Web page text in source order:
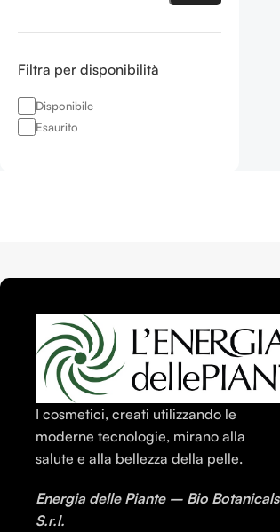
Filtra per disponibilità
Disponibile
Esaurito
I cosmetici, creati utilizzando le
moderne tecnologie, mirano alla
salute e alla bellezza della pelle.
Energia delle Piante – Bio Botanicals
S.r.l.